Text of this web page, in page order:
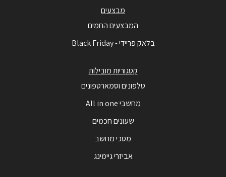
מבצעים
המבצעים החמים
בלאק פריידי - Black Friday
קטגוריות מובילות
טלפונים וסמארטפונים
מחשבי All in one
שעונים חכמים
מסכי מחשב
אביזרי גיימינג